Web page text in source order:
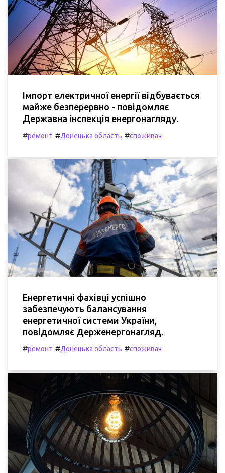
Імпорт електричної енергії відбувається
майже безперервно - повідомляє
Державна інспекція енергонагляду.
#ремонт #Донецька область #споживач
Енергетичні фахівці успішно
забезпечують балансування
енергетичної системи України,
повідомляє Держенергонагляд.
#ремонт #Донецька область #споживач